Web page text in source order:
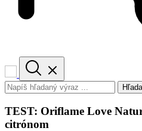
TEST: Oriflame Love
citrónom